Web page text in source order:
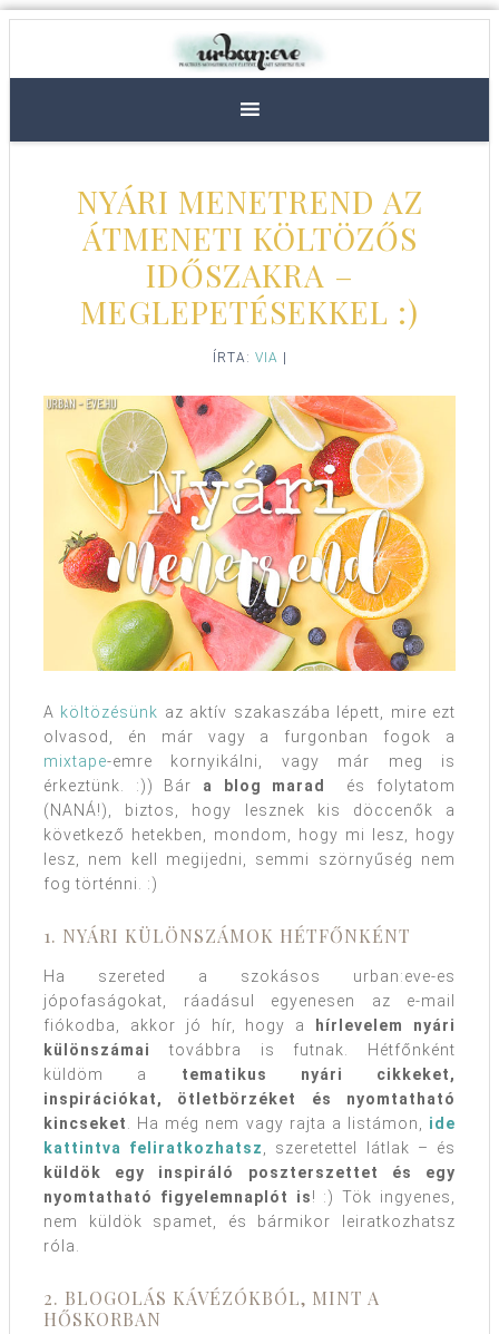
NYÁRI MENETREND AZ
ÁTMENETI KÖLTÖZŐS
IDŐSZAKRA –
MEGLEPETÉSEKKEL :)
ÍRTA: VIA
A költözésünk az aktív szakaszába lépett, mire ezt
olvasod, én már vagy a furgonban fogok a
mixtape-emre kornyikálni, vagy már meg is
érkeztünk. :)) Bár a blog marad
és folytatom
(NANÁ!), biztos, hogy lesznek kis döccenők a
következő hetekben, mondom, hogy mi lesz, hogy
lesz, nem kell megijedni, semmi szörnyűség nem
fog történni. :)
1. NYÁRI KÜLÖNSZÁMOK HÉTFŐNKÉNT
Ha szereted a szokásos urban:eve-es
jópofaságokat, ráadásul egyenesen az e-mail
fiókodba, akkor jó hír, hogy a
hírlevelem nyári
különszámai
továbbra is futnak. Hétfőnként
küldöm a tematikus nyári cikkeket,
inspirációkat, ötletbörzéket és nyomtatható
kincseket
. Ha még nem vagy rajta a listámon, ide
kattintva feliratkozhatsz
, szeretettel látlak – és
küldök egy inspiráló poszterszettet és egy
nyomtatható figyelemnaplót is! :) Tök ingyenes,
nem küldök spamet, és bármikor leiratkozhatsz
róla.
2. BLOGOLÁS KÁVÉZÓKBÓL, MINT A
HŐSKORBAN